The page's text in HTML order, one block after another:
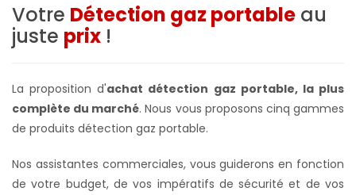
Votre Détection gaz portable au
juste prix !
La proposition d'achat détection gaz portable, la plus
complète du marché. Nous vous proposons cinq gammes
de produits détection gaz portable.
Nos assistantes commerciales, vous guiderons en fonction
de votre budget, de vos impératifs de sécurité et de vos